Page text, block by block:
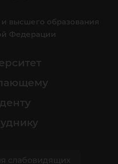
высшего образования
Федерации